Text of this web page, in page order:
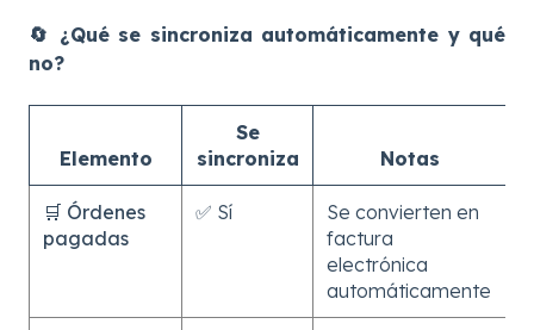
🔄 ¿Qué se sincroniza automáticamente y qué
no?
Elemento
Se
sincroniza
Notas
🛒 Órdenes
pagadas
✅ Sí
Se convierten en
factura
electrónica
automáticamente